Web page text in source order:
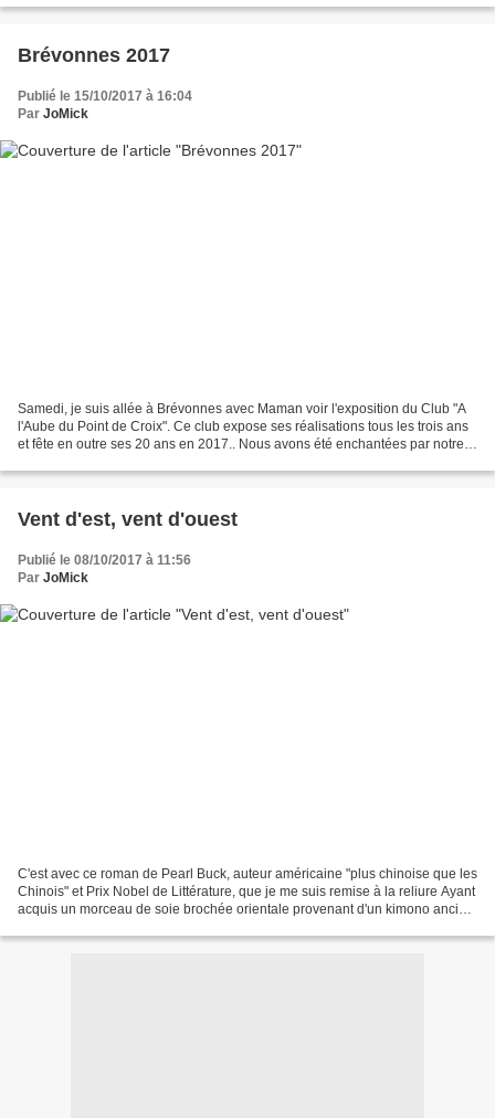
Brévonnes 2017
Publié le 15/10/2017 à 16:04
Par JoMick
Samedi, je suis allée à Brévonnes avec Maman voir l'exposition du Club "A
l'Aube du Point de Croix". Ce club expose ses réalisations tous les trois ans
et fête en outre ses 20 ans en 2017.. Nous avons été enchantées par notre
Vent d'est, vent d'ouest
Publié le 08/10/2017 à 11:56
Par JoMick
C'est avec ce roman de Pearl Buck, auteur américaine "plus chinoise que les
Chinois" et Prix Nobel de Littérature, que je me suis remise à la reliure Ayant
acquis un morceau de soie brochée orientale provenant d'un kimono ancien,